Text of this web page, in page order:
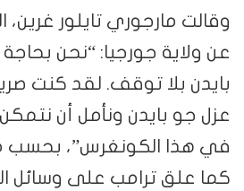
وقالت مارجوري تايلور غرين،
عن ولاية جورجيا: “نحن
بايدن بلا توقف. لقد كنت
عزل جو بايدن ونأمل أن
في هذا الكونغرس”، بحسب
كما علق ترامب على وسائل